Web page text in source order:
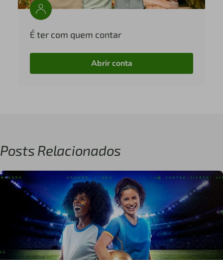
É ter com quem contar
Abrir conta
Posts Relacionados